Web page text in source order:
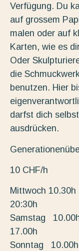
Verfügung. Du
auf grossem
malen oder auf
Karten, wie es
Oder
die
benutzen. Hier
darfst dich
ausdrücken.
10 CHF/h
Mittwoch
20:30h
Samstag
17.00h
Sonntag